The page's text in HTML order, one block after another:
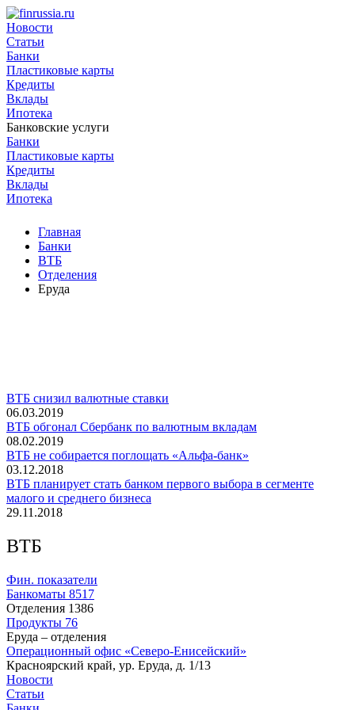
Новости
Статьи
Банки
Пластиковые карты
Кредиты
Вклады
Ипотека
Банковские услуги
Банки
Пластиковые карты
Кредиты
Вклады
Ипотека
Главная
Банки
ВТБ
Отделения
Еруда
ВТБ снизил валютные ставки
06.03.2019
ВТБ обгонал Сбербанк по валютным вкладам
08.02.2019
ВТБ не собирается поглощать «Альфа-банк»
03.12.2018
ВТБ планирует стать банком первого выбора в сегменте
малого и среднего бизнеса
29.11.2018
ВТБ
Фин. показатели
Банкоматы 8517
Отделения 1386
Продукты 76
Еруда – отделения
Операционный офис «Северо-Енисейский»
Красноярский край, ур. Еруда, д. 1/13
Новости
Статьи